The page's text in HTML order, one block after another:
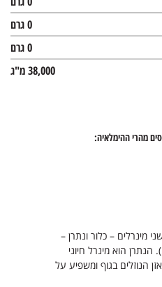
0 גרם
0 גרם
38,000 מ"ג
מינרלים – כלור ונתרן –
ומכאן שמה המדעי נתרן כלורי ( NaCl). הנתרן הוא מינרל חיוני
הנוזלים בגוף ומשפיע על